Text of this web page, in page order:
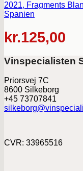
2021, Fragments
Spanien
kr.125,00
Vinspecialisten
Priorsvej 7C
8600 Silkeborg
+45 73707841
CVR: 33965516